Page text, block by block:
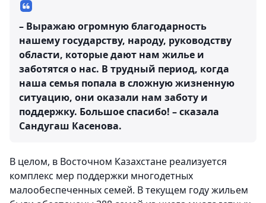
– Выражаю огромную благодарность
нашему государству, народу, руководству
области, которые дают нам жилье и
заботятся о нас. В трудный период, когда
наша семья попала в сложную жизненную
ситуацию, они оказали нам заботу и
поддержку. Большое спасибо! – сказала
Сандугаш Касенова.
В целом, в Восточном Казахстане реализуется
комплекс мер поддержки многодетных
малообеспеченных семей. В текущем году жильем